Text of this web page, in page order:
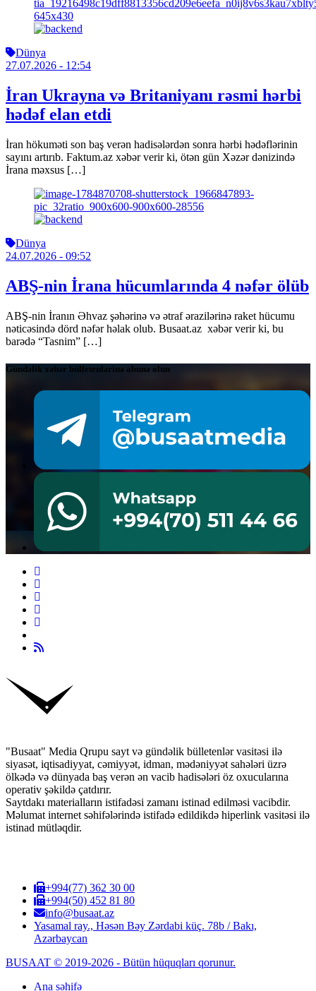
Dünya
27.07.2026 - 12:54
İran Ukrayna və Britaniyanı rəsmi hərbi
hədəf elan etdi
İran hökuməti son baş verən hadisələrdən sonra hərbi hədəflərinin
sayını artırıb. Faktum.az xəbər verir ki, ötən gün Xəzər dənizində
İrana məxsus […]
Dünya
24.07.2026 - 09:52
ABŞ-nin İrana hücumlarında 4 nəfər ölüb
ABŞ-nin İranın Əhvaz şəhərinə və ətraf ərazilərinə raket hücumu
nəticəsində dörd nəfər həlak olub. Busaat.az xəbər verir ki, bu
barədə “Tasnim” […]
Gündəlik xəbər bülletenlərinə abunə olun
"Busaat" Media Qrupu sayt və gündəlik bülletenlər vasitəsi ilə
siyasət, iqtisadiyyat, cəmiyyət, idman, mədəniyyət sahələri üzrə
ölkədə və dünyada baş verən ən vacib hadisələri öz oxucularına
operativ şəkildə çatdırır.
Saytdakı materialların istifadəsi zamanı istinad edilməsi vacibdir.
Məlumat internet səhifələrində istifadə edildikdə hiperlink vasitəsi ilə
istinad mütləqdir.
+994(77) 362 30 00
+994(50) 452 81 80
info@busaat.az
Yasamal ray., Həsən Bəy Zərdabi küç. 78b / Bakı,
Azərbaycan
BUSAAT © 2019-2026 - Bütün hüquqları qorunur.
Ana səhifə